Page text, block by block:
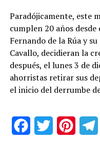
Paradójicamente, este
cumplen 20 años
Fernando de la Rúa y
Cavallo, decidieran la
después, el lunes 3 de
ahorristas retirar sus
el inicio del derrumbe
FacebookTwitter